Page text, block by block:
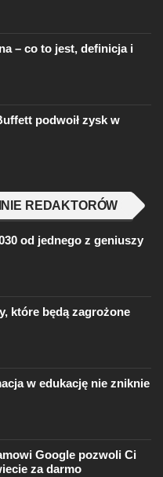
– co to jest, definicja i
podwoił zysk w
REDAKTORÓW
od jednego z geniuszy
które będą zagrożone
w edukację nie zniknie
Google pozwoli Ci
za darmo